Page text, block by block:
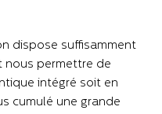
dispose suffisamment
nous permettre de
intégré soit en
cumulé une grande